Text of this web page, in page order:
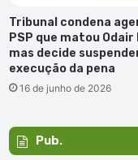
Tribunal condena
PSP que matou Odair
mas decide
execução da pena
16 de junho de 2026
Pub.